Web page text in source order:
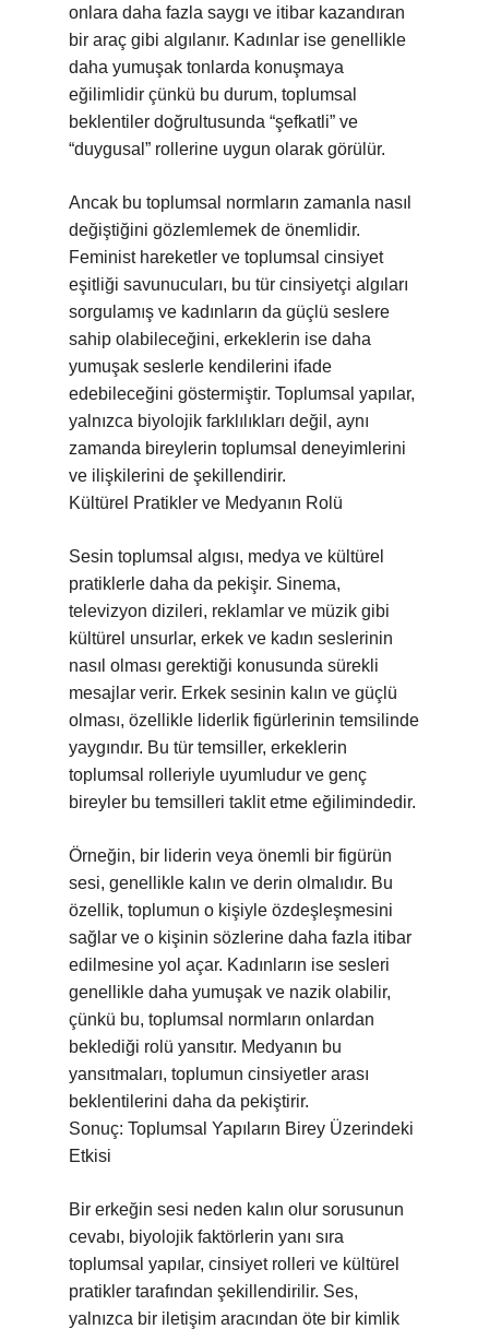
onlara daha fazla saygı ve itibar kazandıran
bir araç gibi algılanır. Kadınlar ise genellikle
daha yumuşak tonlarda konuşmaya
eğilimlidir çünkü bu durum, toplumsal
beklentiler doğrultusunda “şefkatli” ve
“duygusal” rollerine uygun olarak görülür.
Ancak bu toplumsal normların zamanla nasıl
değiştiğini gözlemlemek de önemlidir.
Feminist hareketler ve toplumsal cinsiyet
eşitliği savunucuları, bu tür cinsiyetçi algıları
sorgulamış ve kadınların da güçlü seslere
sahip olabileceğini, erkeklerin ise daha
yumuşak seslerle kendilerini ifade
edebileceğini göstermiştir. Toplumsal yapılar,
yalnızca biyolojik farklılıkları değil, aynı
zamanda bireylerin toplumsal deneyimlerini
ve ilişkilerini de şekillendirir.
Kültürel Pratikler ve Medyanın Rolü
Sesin toplumsal algısı, medya ve kültürel
pratiklerle daha da pekişir. Sinema,
televizyon dizileri, reklamlar ve müzik gibi
kültürel unsurlar, erkek ve kadın seslerinin
nasıl olması gerektiği konusunda sürekli
mesajlar verir. Erkek sesinin kalın ve güçlü
olması, özellikle liderlik figürlerinin temsilinde
yaygındır. Bu tür temsiller, erkeklerin
toplumsal rolleriyle uyumludur ve genç
bireyler bu temsilleri taklit etme eğilimindedir.
Örneğin, bir liderin veya önemli bir figürün
sesi, genellikle kalın ve derin olmalıdır. Bu
özellik, toplumun o kişiyle özdeşleşmesini
sağlar ve o kişinin sözlerine daha fazla itibar
edilmesine yol açar. Kadınların ise sesleri
genellikle daha yumuşak ve nazik olabilir,
çünkü bu, toplumsal normların onlardan
beklediği rolü yansıtır. Medyanın bu
yansıtmaları, toplumun cinsiyetler arası
beklentilerini daha da pekiştirir.
Sonuç: Toplumsal Yapıların Birey Üzerindeki
Etkisi
Bir erkeğin sesi neden kalın olur sorusunun
cevabı, biyolojik faktörlerin yanı sıra
toplumsal yapılar, cinsiyet rolleri ve kültürel
pratikler tarafından şekillendirilir. Ses,
yalnızca bir iletişim aracından öte bir kimlik